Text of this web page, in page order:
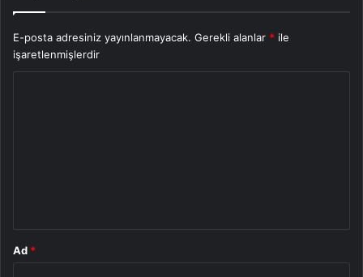
E-posta adresiniz yayınlanmayacak. Gerekli alanlar * ile
işaretlenmişlerdir
Ad *